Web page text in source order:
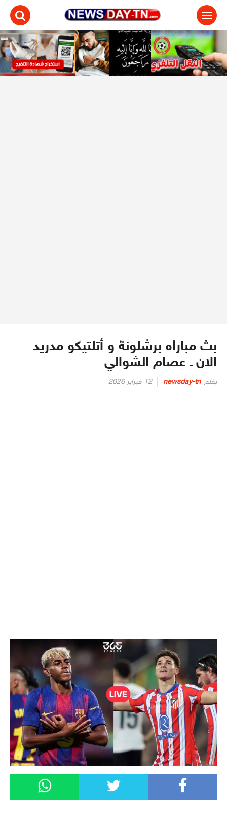
بث مباراه برشلونة و أتلتيكو مدريد
الان ـ عصام الشوالي
بقلم newsday-tn
Posted
12 فبراير 2026